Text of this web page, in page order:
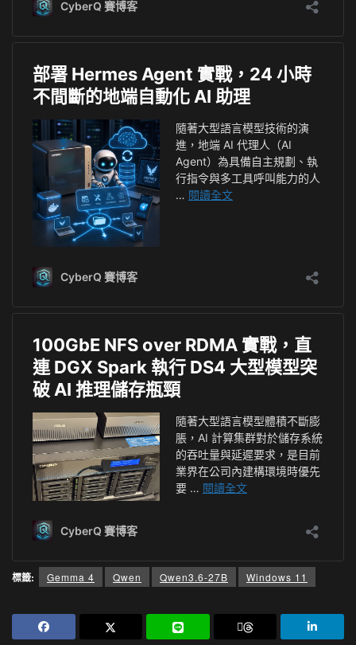
標籤: Gemma 4 Qwen Qwen3.6-27B Windows 11